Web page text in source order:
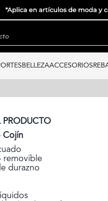
BELLEZAACCESORIOS
PRODUCTO
Cojín
removible
durazno